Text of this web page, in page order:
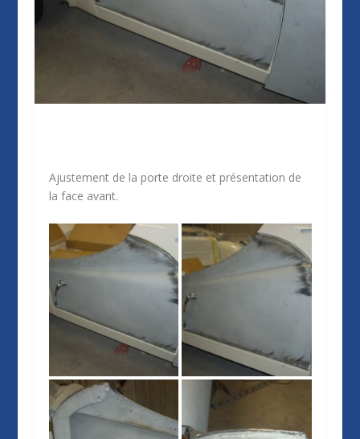
Ajustement de la porte droite et présentation de
la face avant.